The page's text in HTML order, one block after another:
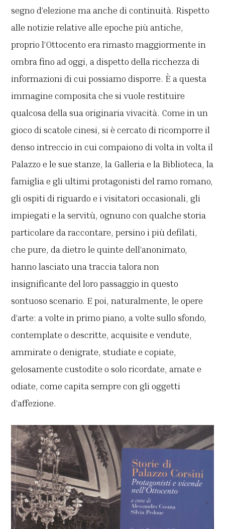
segno d’elezione ma anche di continuità. Rispetto
alle notizie relative alle epoche più antiche,
proprio l’Ottocento era rimasto maggiormente in
ombra fino ad oggi, a dispetto della ricchezza di
informazioni di cui possiamo disporre. È a questa
immagine composita che si vuole restituire
qualcosa della sua originaria vivacità. Come in un
gioco di scatole cinesi, si è cercato di ricomporre il
denso intreccio in cui compaiono di volta in volta il
Palazzo e le sue stanze, la Galleria e la Biblioteca, la
famiglia e gli ultimi protagonisti del ramo romano,
gli ospiti di riguardo e i visitatori occasionali, gli
impiegati e la servitù, ognuno con qualche storia
particolare da raccontare, persino i più defilati,
che pure, da dietro le quinte dell’anonimato,
hanno lasciato una traccia talora non
insignificante del loro passaggio in questo
sontuoso scenario. E poi, naturalmente, le opere
d’arte: a volte in primo piano, a volte sullo sfondo,
contemplate o descritte, acquisite e vendute,
ammirate o denigrate, studiate e copiate,
gelosamente custodite o solo ricordate, amate e
odiate, come capita sempre con gli oggetti
d’affezione.